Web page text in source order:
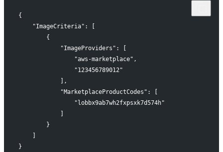
{
    "ImageCriteria": [
        {
            "ImageProviders": [
                "aws-marketplace",
                "123456789012"
            ],
            "MarketplaceProductCodes": [
                "lobbx9ab7wh2fxpsxk7d574h"
        }
}